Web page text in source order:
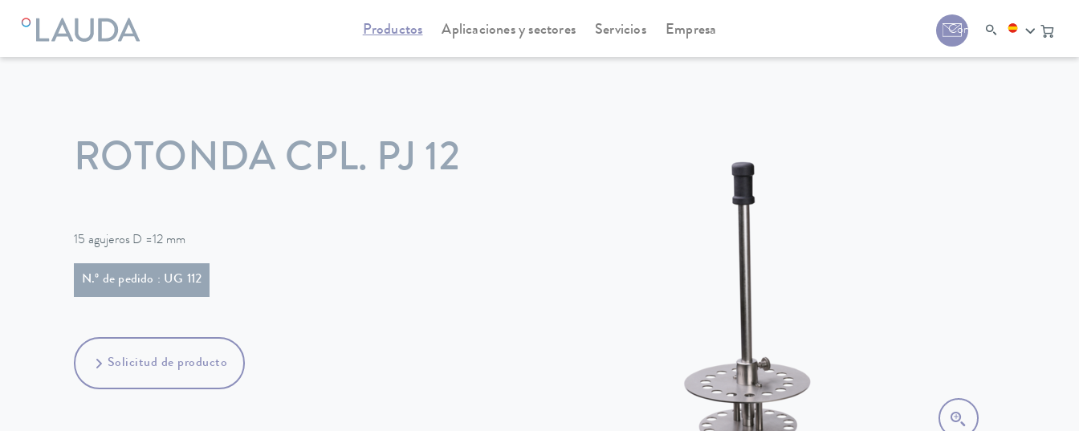
Productos Aplicaciones y sectores Servicios Empresa Contacto
LAUDA Equipos de termorregulación
ROTONDA CPL. PJ 12
15 agujeros D =12 mm
N.º de pedido : UG 112
Solicitud de producto